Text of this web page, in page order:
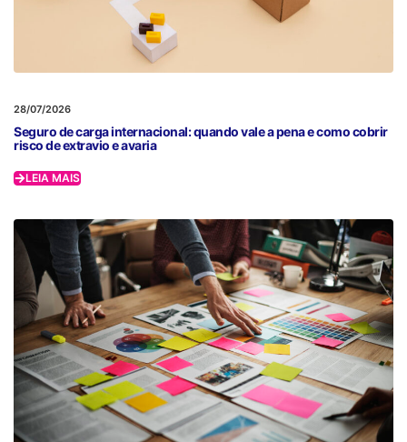
28/07/2026
Seguro de carga internacional: quando vale a pena e como cobrir
risco de extravio e avaria
LEIA MAIS